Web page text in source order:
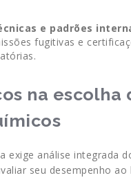
e padrões
fugitivas e
na escolha
exige análise integrada
seu desempenho